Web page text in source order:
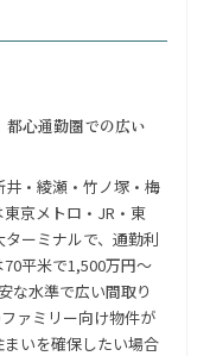
心通勤圏での広い
・綾瀬・竹ノ塚・梅
京メトロ・JR・東
ーミナルで、通勤利
平米で1,500万円〜
な水準で広い間取り
ァミリー向け物件が
いを確保したい場合